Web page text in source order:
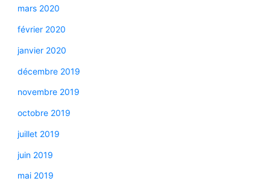
mars 2020
février 2020
janvier 2020
décembre 2019
novembre 2019
octobre 2019
juillet 2019
juin 2019
mai 2019